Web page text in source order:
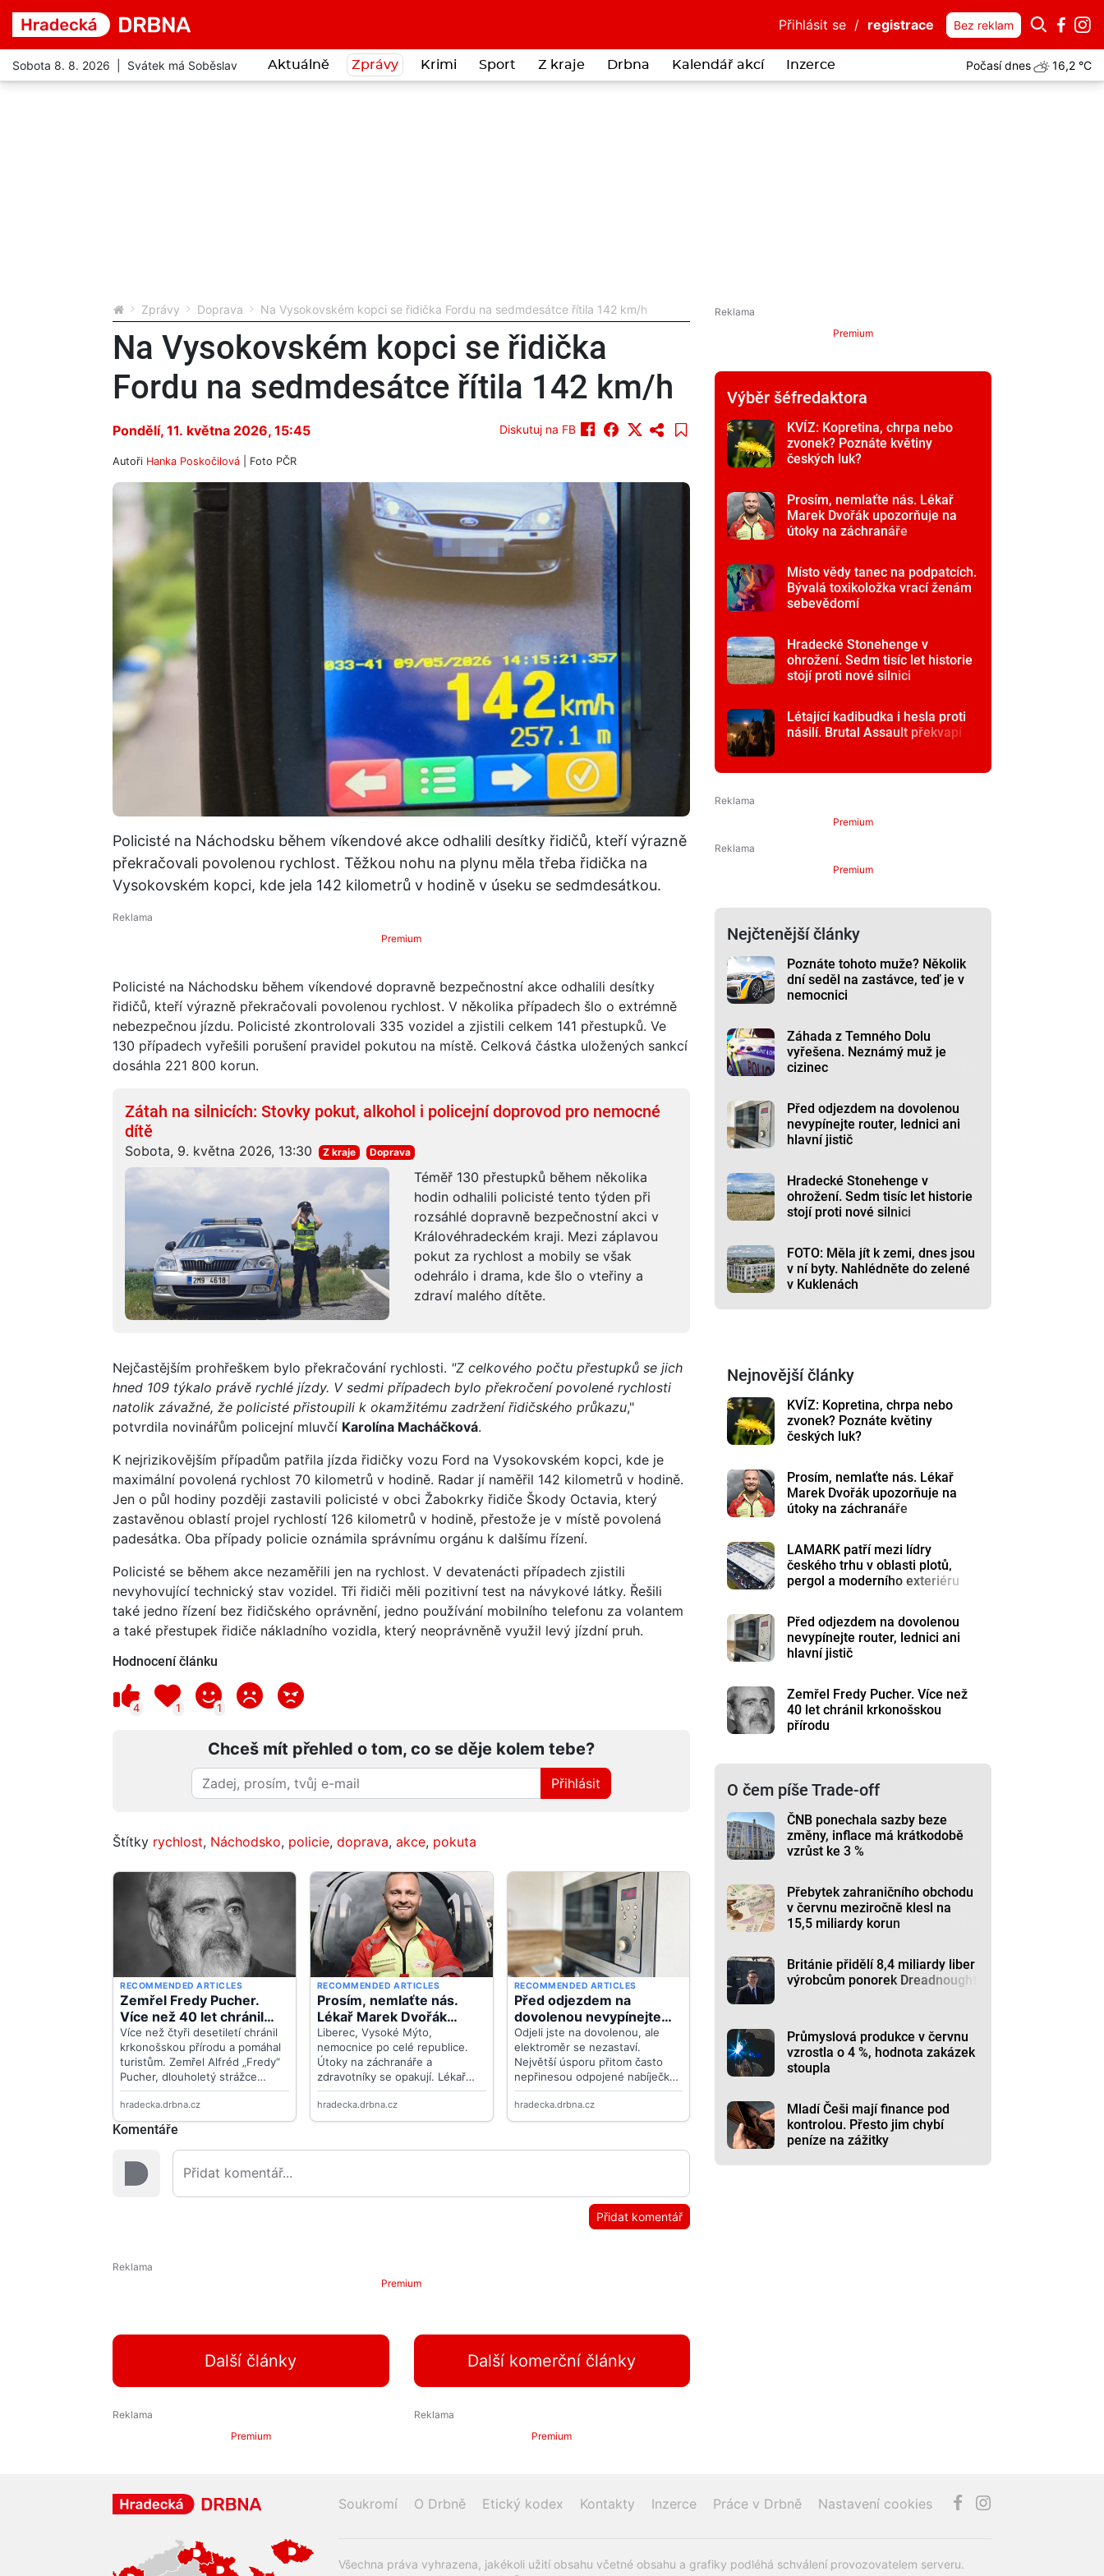
Přihlásit se / registrace Bez reklam
Sobota 8. 8. 2026 | Svátek má Soběslav Aktuálně Zprávy Krimi Sport Z kraje Drbna Kalendář akcí Inzerce Počasí dnes 16,2 °C
Zprávy Doprava Na Vysokovském kopci se řidička Fordu na sedmdesátce řítila 142 km/h
Na Vysokovském kopci se řidička
Fordu na sedmdesátce řítila 142 km/h
Pondělí, 11. května 2026, 15:45 Diskutuj na FB
Autoři Hanka Poskočilová | Foto PČR
Policisté na Náchodsku během víkendové akce odhalili desítky řidičů, kteří výrazně
překračovali povolenou rychlost. Těžkou nohu na plynu měla třeba řidička na
Vysokovském kopci, kde jela 142 kilometrů v hodině v úseku se sedmdesátkou.
Premium
Policisté na Náchodsku během víkendové dopravně bezpečnostní akce odhalili desítky
řidičů, kteří výrazně překračovali povolenou rychlost. V několika případech šlo o extrémně
nebezpečnou jízdu. Policisté zkontrolovali 335 vozidel a zjistili celkem 141 přestupků. Ve
130 případech vyřešili porušení pravidel pokutou na místě. Celková částka uložených sankcí
dosáhla 221 800 korun.
Zátah na silnicích: Stovky pokut, alkohol i policejní doprovod pro nemocné
dítě
Sobota, 9. května 2026, 13:30 Z kraje Doprava
Téměř 130 přestupků během několika
hodin odhalili policisté tento týden při
rozsáhlé dopravně bezpečnostní akci v
Královéhradeckém kraji. Mezi záplavou
pokut za rychlost a mobily se však
odehrálo i drama, kde šlo o vteřiny a
zdraví malého dítěte.
Nejčastějším prohřeškem bylo překračování rychlosti. "Z celkového počtu přestupků se jich
hned 109 týkalo právě rychlé jízdy. V sedmi případech bylo překročení povolené rychlosti
natolik závažné, že policisté přistoupili k okamžitému zadržení řidičského průkazu,"
potvrdila novinářům policejní mluvčí Karolína Macháčková.
K nejrizikovějším případům patřila jízda řidičky vozu Ford na Vysokovském kopci, kde je
maximální povolená rychlost 70 kilometrů v hodině. Radar jí naměřil 142 kilometrů v hodině.
Jen o půl hodiny později zastavili policisté v obci Žabokrky řidiče Škody Octavia, který
zastavěnou oblastí projel rychlostí 126 kilometrů v hodině, přestože je v místě povolená
padesátka. Oba případy policie oznámila správnímu orgánu k dalšímu řízení.
Policisté se během akce nezaměřili jen na rychlost. V devatenácti případech zjistili
nevyhovující technický stav vozidel. Tři řidiči měli pozitivní test na návykové látky. Řešili
také jedno řízení bez řidičského oprávnění, jedno používání mobilního telefonu za volantem
a také přestupek řidiče nákladního vozidla, který neoprávněně využil levý jízdní pruh.
Hodnocení článku
4 1 1
Chceš mít přehled o tom, co se děje kolem tebe?
Přihlásit
Štítky rychlost, Náchodsko, policie, doprava, akce, pokuta
Komentáře
Přidat komentář
Premium
Další články Další komerční články
Premium
Výběr šéfredaktora
KVÍZ: Kopretina, chrpa nebo
zvonek? Poznáte květiny
českých luk?
Prosím, nemlaťte nás. Lékař
Marek Dvořák upozorňuje na
útoky na záchranáře
Místo vědy tanec na podpatcích.
Bývalá toxikoložka vrací ženám
sebevědomí
Hradecké Stonehenge v
ohrožení. Sedm tisíc let historie
stojí proti nové silnici
Létající kadibudka i hesla proti
násilí. Brutal Assault překvapí
Premium
Premium
Nejčtenější články
Poznáte tohoto muže? Několik
dní seděl na zastávce, teď je v
nemocnici
Záhada z Temného Dolu
vyřešena. Neznámý muž je
cizinec
Před odjezdem na dovolenou
nevypínejte router, lednici ani
hlavní jistič
Hradecké Stonehenge v
ohrožení. Sedm tisíc let historie
stojí proti nové silnici
FOTO: Měla jít k zemi, dnes jsou
v ní byty. Nahlédněte do zelené
v Kuklenách
Nejnovější články
KVÍZ: Kopretina, chrpa nebo
zvonek? Poznáte květiny
českých luk?
Prosím, nemlaťte nás. Lékař
Marek Dvořák upozorňuje na
útoky na záchranáře
LAMARK patří mezi lídry
českého trhu v oblasti plotů,
pergol a moderního exteriéru
Před odjezdem na dovolenou
nevypínejte router, lednici ani
hlavní jistič
Zemřel Fredy Pucher. Více než
40 let chránil krkonošskou
přírodu
O čem píše Trade-off
ČNB ponechala sazby beze
změny, inflace má krátkodobě
vzrůst ke 3 %
Přebytek zahraničního obchodu
v červnu meziročně klesl na
15,5 miliardy korun
Británie přidělí 8,4 miliardy liber
výrobcům ponorek Dreadnought
Průmyslová produkce v červnu
vzrostla o 4 %, hodnota zakázek
stoupla
Mladí Češi mají finance pod
kontrolou. Přesto jim chybí
peníze na zážitky
Premium Premium
Soukromí O Drbně Etický kodex Kontakty Inzerce Práce v Drbně Nastavení cookies
Všechna práva vyhrazena, jakékoli užití obsahu včetné obsahu a grafiky podléhá schválení provozovatelem serveru.